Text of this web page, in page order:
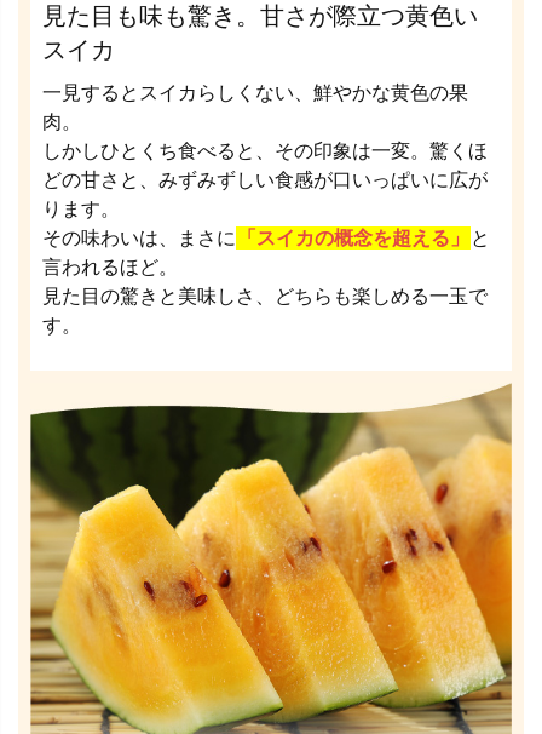
見た目も味も驚き。甘さが際立つ黄色い
スイカ
一見するとスイカらしくない、鮮やかな黄色の果
肉。
しかしひとくち食べると、その印象は一変。驚くほ
どの甘さと、みずみずしい食感が口いっぱいに広が
ります。
その味わいは、まさに
「スイカの概念を超える」
と
言われるほど。
見た目の驚きと美味しさ、どちらも楽しめる一玉で
す。